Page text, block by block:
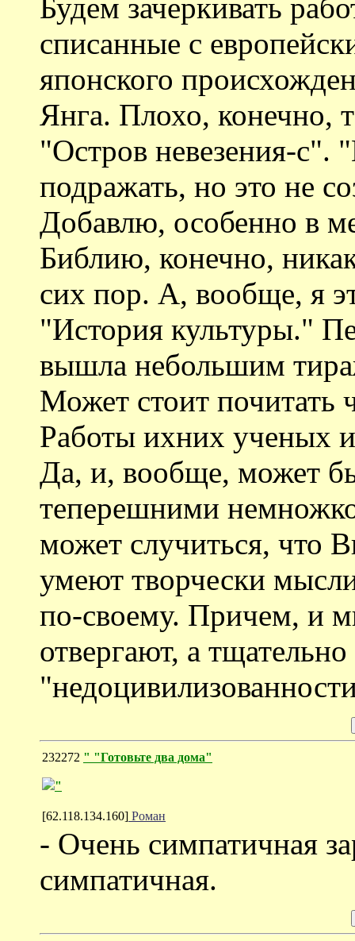
Будем зачеркивать
списанные с
японского
Янга. Плохо, конечно,
"Остров невезения-с".
подражать, но это не
Добавлю, особенно в
Библию, конечно,
сих пор. А, вообще, я
"История культуры."
вышла небольшим
Может стоит почитать
Работы ихних ученых
Да, и, вообще, может
теперешними
может случиться, что
умеют творчески
по-своему. Причем, и
отвергают, а
232272 " "Готовьте два дома"
"
[62.118.134.160] Роман
- Очень симпатичная
симпатичная.